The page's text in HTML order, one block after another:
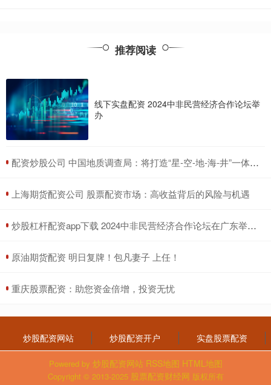
推荐阅读
线下实盘配资 2024中非民营经济合作论坛举
办
​配资炒股公司 中国地质调查局：将打造“星-空-地-海-井”一体的绿色探测观测监测体系
​上海期货配资公司 股票配资市场：高收益背后的风险与机遇
​炒股杠杆配资app下载 2024中非民营经济合作论坛在广东举办 80余家中非方企业开展两轮次“一对一”精准洽谈 达成合作意向16项 金额超35亿元
​原油期货配资 明日复牌！包凡妻子 上任！
​重庆股票配资：助您资金倍增，投资无忧
炒股配资网站 炒股配资开户 实盘股票配资
Powered by 炒股配资网站 RSS地图 HTML地图
Copyright © 2013-2025 股票配资财经网 版权所有